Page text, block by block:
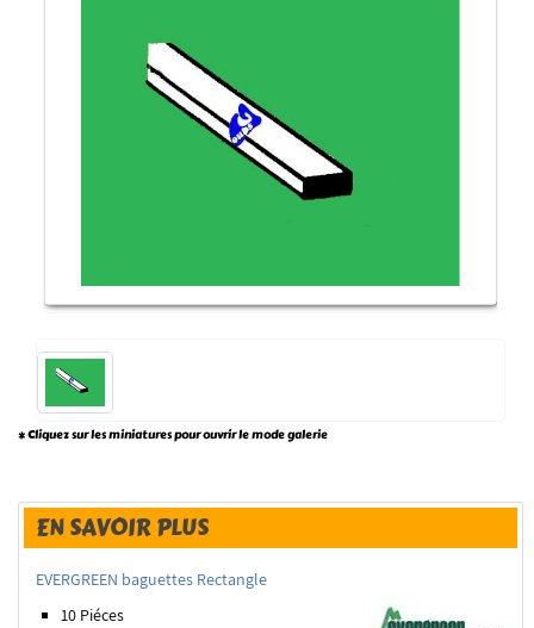
* Cliquez sur les miniatures pour ouvrir le mode galerie
EN SAVOIR PLUS
EVERGREEN baguettes Rectangle
10 Piéces